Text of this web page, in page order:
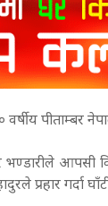
वर्षीय पीताम्बर
आपसी
प्रहार गर्दा